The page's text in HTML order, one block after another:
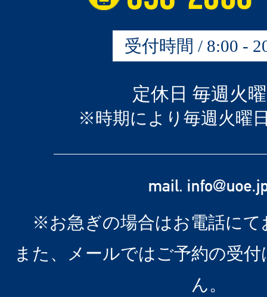
受付時間 / 8:00 -
定休日 毎週火
※時期により毎週火曜
※お急ぎの場合はお電話にて
また、メールではご予約の受
ん。